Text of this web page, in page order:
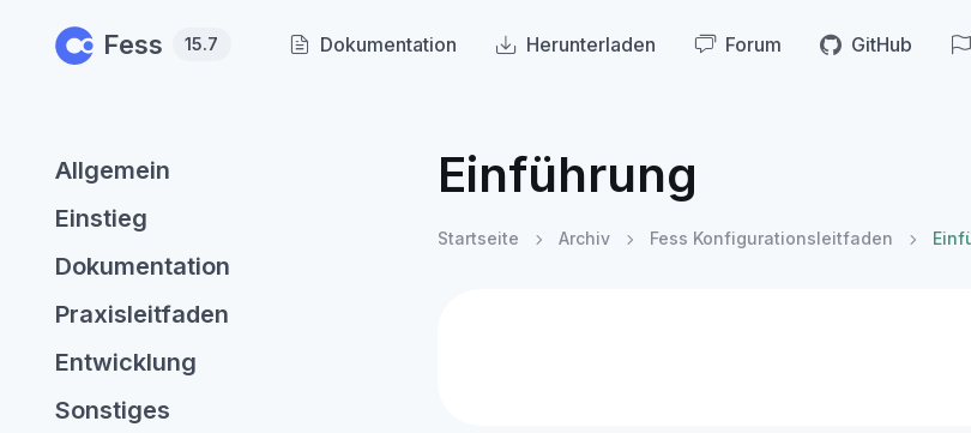
Fess 15.7 Dokumentation Herunterladen Forum GitHub
Allgemein
Einstieg
Dokumentation
Praxisleitfaden
Entwicklung
Sonstiges
Einführung
Startseite Archiv Fess Konfigurationsleitfaden